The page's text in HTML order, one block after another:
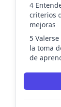
4
criterios
mejoras
5
la toma
de